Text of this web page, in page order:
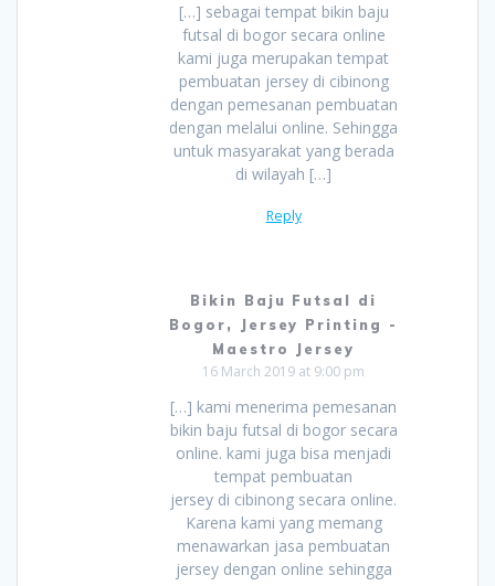
[…] sebagai tempat bikin baju
futsal di bogor secara online
kami juga merupakan tempat
pembuatan jersey di cibinong
dengan pemesanan pembuatan
dengan melalui online. Sehingga
untuk masyarakat yang berada
di wilayah […]
Reply
Bikin Baju Futsal di
Bogor, Jersey Printing -
Maestro Jersey
16 March 2019 at 9:00 pm
[…] kami menerima pemesanan
bikin baju futsal di bogor secara
online. kami juga bisa menjadi
tempat pembuatan
jersey di cibinong secara online.
Karena kami yang memang
menawarkan jasa pembuatan
jersey dengan online sehingga